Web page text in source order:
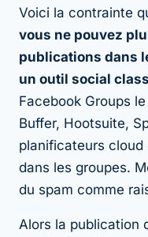
Voici la contrainte
vous ne pouvez
publications dans
un outil social
Facebook Groups
Buffer, Hootsuite,
planificateurs cloud
dans les groupes.
du spam comme
Alors la publication